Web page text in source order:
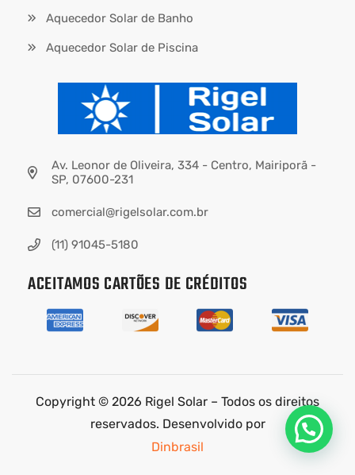
Aquecedor Solar de Banho
Aquecedor Solar de Piscina
Av. Leonor de Oliveira, 334 - Centro, Mairiporã -
SP, 07600-231
comercial@rigelsolar.com.br
(11) 91045-5180
ACEITAMOS CARTÕES DE CRÉDITOS
Copyright © 2026 Rigel Solar – Todos os direitos
reservados. Desenvolvido por
Dinbrasil